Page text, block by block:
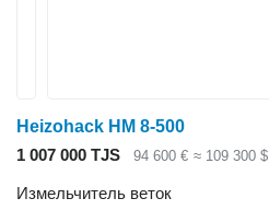
Heizohack HM 8-500
1 007 000 TJS
94 600 € ≈ 109 300 $
Измельчитель веток